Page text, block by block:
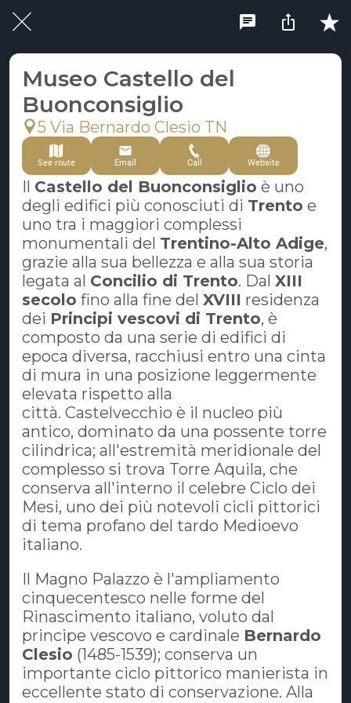
Museo Castello del
Buonconsiglio
5 Via Bernardo Clesio TN
See route Email Call Website
Il Castello del Buonconsiglio è uno
degli edifici più conosciuti di Trento e
uno tra i maggiori complessi
monumentali del Trentino-Alto Adige,
grazie alla sua bellezza e alla sua storia
legata al Concilio di Trento. Dal XIII
secolo fino alla fine del XVIII residenza
dei Principi vescovi di Trento, è
composto da una serie di edifici di
epoca diversa, racchiusi entro una cinta
di mura in una posizione leggermente
elevata rispetto alla
città. Castelvecchio è il nucleo più
antico, dominato da una possente torre
cilindrica; all'estremità meridionale del
complesso si trova Torre Aquila, che
conserva all'interno il celebre Ciclo dei
Mesi, uno dei più notevoli cicli pittorici
di tema profano del tardo Medioevo
italiano.
Il Magno Palazzo è l'ampliamento
cinquecentesco nelle forme del
Rinascimento italiano, voluto dal
principe vescovo e cardinale Bernardo
Clesio (1485-1539); conserva un
importante ciclo pittorico manierista in
eccellente stato di conservazione. Alla